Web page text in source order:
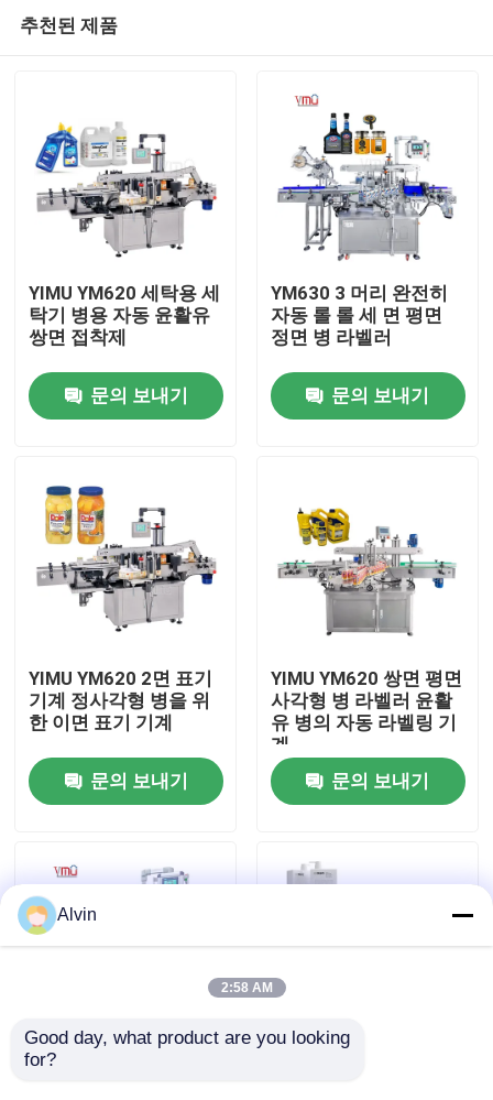
제품
동영상
우리에 대하여
공장 여행
품질 관리
연락주세요
뉴스
추천된 제품
YIMU YM620 세탁용 세
탁기 병용 자동 윤활유
쌍면 접착제
문의 보내기
YM630 3 머리 완전히
자동 롤 롤 세 면 평면
정면 병 라벨러
문의 보내기
YIMU YM620 2면 표기
기계 정사각형 병을 위
한 이면 표기 기계
문의 보내기
YIMU YM620 쌍면 평면
사각형 병 라벨러 윤활
유 병의 자동 라벨링 기
계
문의 보내기
YM620 자동 사각형 병
Alvin
2:58 AM
Good day, what product are you looking
for?